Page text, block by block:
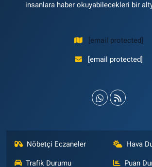
insanlara haber okuyabilecekleri bir
[email protected]
[email protected]
Nöbetçi Eczaneler Hava
Trafik Durumu Puan